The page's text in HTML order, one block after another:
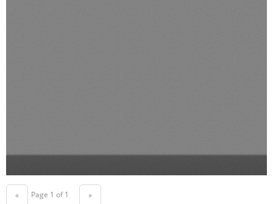
« Page 1 of 1 »